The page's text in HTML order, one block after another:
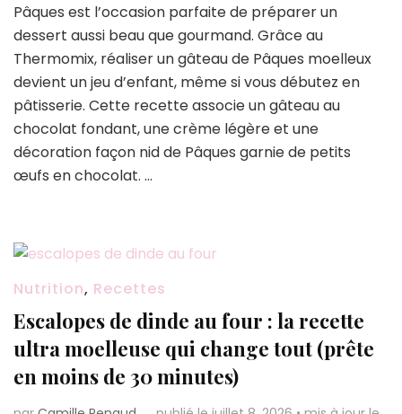
gâteau
de
Pâques
au
Thermomix
que
tout
le
monde
Pâques est l’occasion parfaite de préparer un
dessert aussi beau que gourmand. Grâce au
Thermomix, réaliser un gâteau de Pâques moelleux
devient un jeu d’enfant, même si vous débutez en
pâtisserie. Cette recette associe un gâteau au
chocolat fondant, une crème légère et une
décoration façon nid de Pâques garnie de petits
œufs en chocolat. …
Nutrition, Recettes
Escalopes de dinde au four : la recette
ultra moelleuse qui change tout (prête
en moins de 30 minutes)